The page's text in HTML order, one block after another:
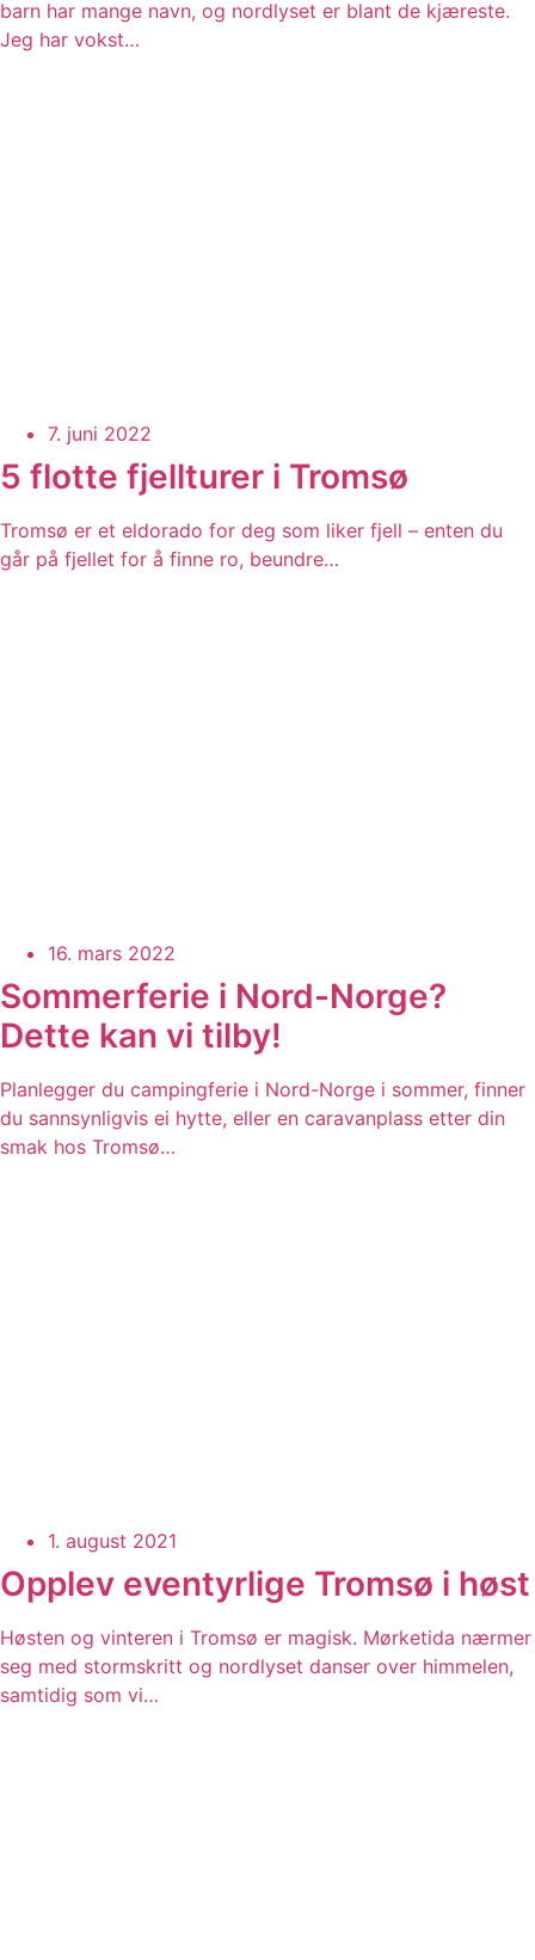
barn har mange navn, og nordlyset er blant de kjæreste.
Jeg har vokst…
7. juni 2022
5 flotte fjellturer i Tromsø
Tromsø er et eldorado for deg som liker fjell – enten du
går på fjellet for å finne ro, beundre…
16. mars 2022
Sommerferie i Nord-Norge?
Dette kan vi tilby!
Planlegger du campingferie i Nord-Norge i sommer, finner
du sannsynligvis ei hytte, eller en caravanplass etter din
smak hos Tromsø…
1. august 2021
Opplev eventyrlige Tromsø i høst
Høsten og vinteren i Tromsø er magisk. Mørketida nærmer
seg med stormskritt og nordlyset danser over himmelen,
samtidig som vi…